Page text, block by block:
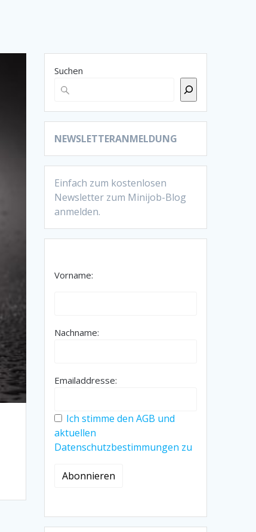
Suchen
NEWSLETTERANMELDUNG
Einfach zum kostenlosen
Newsletter zum Minijob-Blog
anmelden.
Vorname:
Nachname:
Emailaddresse:
Ich stimme den AGB und
aktuellen
Datenschutzbestimmungen zu